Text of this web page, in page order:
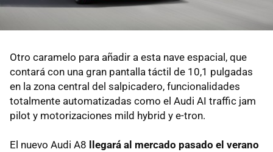
Otro caramelo para añadir a esta nave espacial, que
contará con una gran pantalla táctil de 10,1 pulgadas
en la zona central del salpicadero, funcionalidades
totalmente automatizadas como el Audi AI traffic jam
pilot y motorizaciones mild hybrid y e-tron.
El nuevo Audi A8
llegará al mercado pasado el verano